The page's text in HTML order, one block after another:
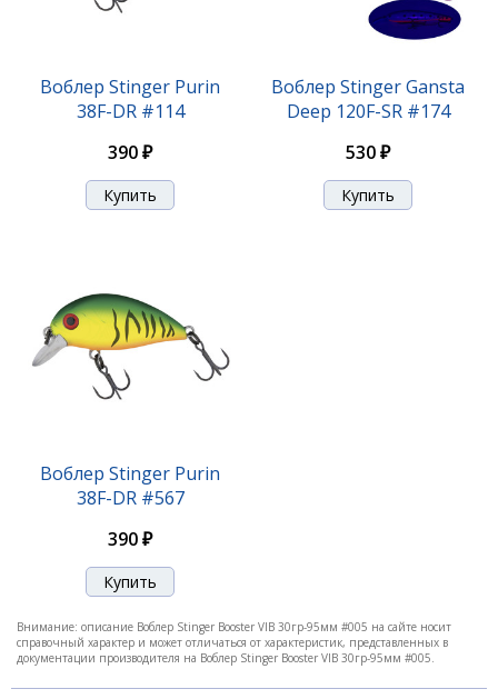
Воблер Stinger Purin
38F-DR #114
390 ₽
Воблер Stinger Gansta
Deep 120F-SR #174
530 ₽
Воблер Stinger Purin
38F-DR #567
390 ₽
Внимание: описание Воблер Stinger Booster VIB 30гр-95мм #005 на сайте носит
справочный характер и может отличаться от характеристик, представленных в
документации производителя на Воблер Stinger Booster VIB 30гр-95мм #005.